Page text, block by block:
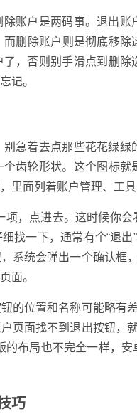
账户是两码事。退出
删除账户则是彻底移
，否则别手滑点到删
记。
急着去点那些花花绿
齿轮形状。这个图标
里面列着账户管理、工具
项，点进去。这时候你
找一下，通常有个“退出
系统会弹出一个确认框
面。
的位置和名称可能略有
页面找不到退出按钮，
布局也不完全一样，
巧